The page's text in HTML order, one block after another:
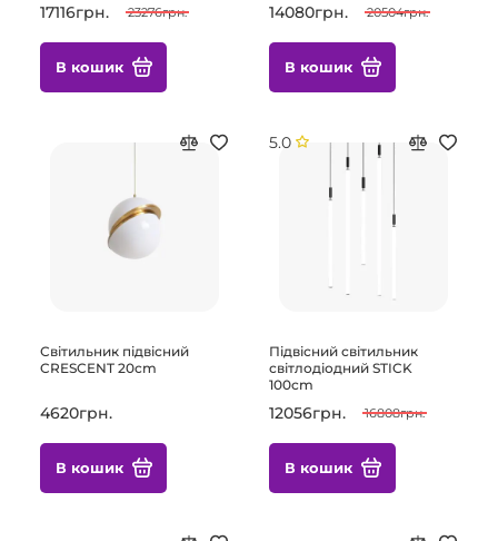
17116грн. 23276грн.
В кошик
14080грн. 20504грн.
В кошик
Світильник підвісний
CRESCENT 20cm
4620грн.
В кошик
5.0
Підвісний світильник
світлодіодний STICK
100cm
12056грн. 16808грн.
В кошик